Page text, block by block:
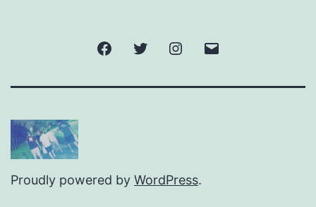
FacebookTwitter Instagram
Proudly powered by WordPress.